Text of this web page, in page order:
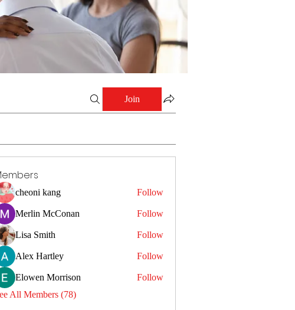
Join
cheoni kang Follow
Merlin McConan Follow
Lisa Smith Follow
Alex Hartley Follow
Elowen Morrison
Follow
All Members (78)